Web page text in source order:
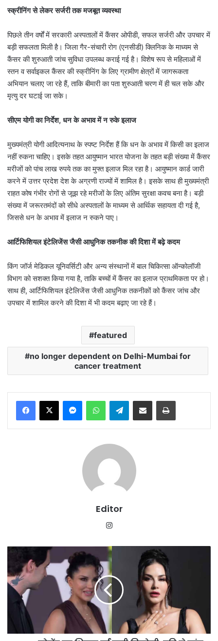
स्क्रीनिंग से लेकर सर्जरी तक मजबूत व्यवस्था
पिछले तीन वर्षों में सरकारी अस्पतालों में कैंसर ओपीडी, सफल सर्जरी और उपचार में
बड़ी सफलता मिली है। जिला गैर-संचारी रोग (एनसीडी) क्लिनिक के माध्यम से
कैंसर की शुरुआती जांच सुविधा उपलब्ध कराई गई है। विशेष रूप से महिलाओं में
स्तन व सर्वाइकल कैंसर की स्क्रीनिंग के लिए ग्रामीण क्षेत्रों में जागरूकता
अभियान चलाए जा रहे हैं, ताकि बीमारी का पता शुरुआती चरण में ही चल सके और
मृत्यु दर घटाई जा सके।
सीएम योगी का निर्देश, धन के अभाव में न रुके इलाज
मुख्यमंत्री योगी आदित्यनाथ के स्पष्ट निर्देश हैं कि धन के अभाव में किसी का इलाज
नहीं रुकना चाहिए। इसके तहत आयुष्मान भारत योजना के तहत बड़ी संख्या में कैंसर
मरीजों को पांच लाख रुपये तक का मुफ्त इलाज मिल रहा है। आयुष्मान कार्ड जारी
करने में उत्तर प्रदेश देश के अग्रणी राज्यों में शामिल है। इसके साथ ही मुख्यमंत्री
राहत कोष गंभीर रोगों से जूझ रहे मरीजों के लिए अंतिम सुरक्षा कवच बना है। बड़ी
संख्या में जरूरतमंदों को सीधे अस्पतालों के माध्यम से आर्थिक सहायता दी गई है,
जिससे धन के अभाव में इलाज न रुकने पाए।
आर्टिफिशियल इंटेलिजेंस जैसी आधुनिक तकनीक की दिशा में बढ़े कदम
किंग जॉर्ज मेडिकल यूनिवर्सिटी और अन्य संस्थानों में बाल चिकित्सा ऑन्कोलॉजी
विभाग को सशक्त किया गया है, ताकि बच्चों में कैंसर का इलाज प्राथमिकता पर हो।
साथ ही, आर्टिफिशियल इंटेलिजेंस जैसी आधुनिक तकनीकों को कैंसर जांच और
उपचार में शामिल करने की दिशा में भी कदम बढ़ाए जा रहे हैं।
featured
no longer dependent on Delhi-Mumbai for
cancer treatment
MessengerWhatsAppTelegramShare via Email Print
Editor
Oops
का
शिकार
लियोनी,
ने